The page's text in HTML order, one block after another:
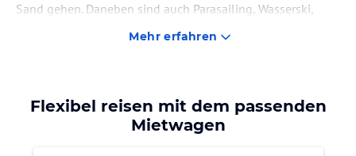
Sand gehen. Daneben sind auch Parasailing, Wasserski,
Bananarides und anderer Wassersport im Angebot. Durch
lautstark an.
Mehr erfahren
Flexibel reisen mit dem passenden
Mietwagen